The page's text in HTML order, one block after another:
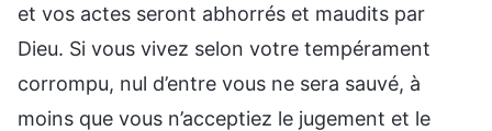
et vos actes seront abhorrés et maudits par
Dieu. Si vous vivez selon votre tempérament
corrompu, nul d’entre vous ne sera sauvé, à
moins que vous n’acceptiez le jugement et le